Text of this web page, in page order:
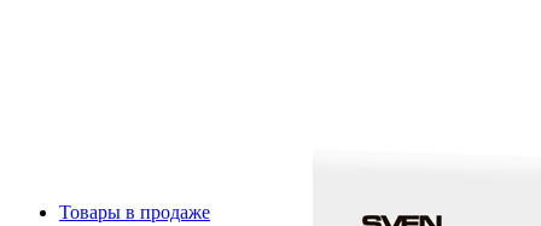
Товары в продаже